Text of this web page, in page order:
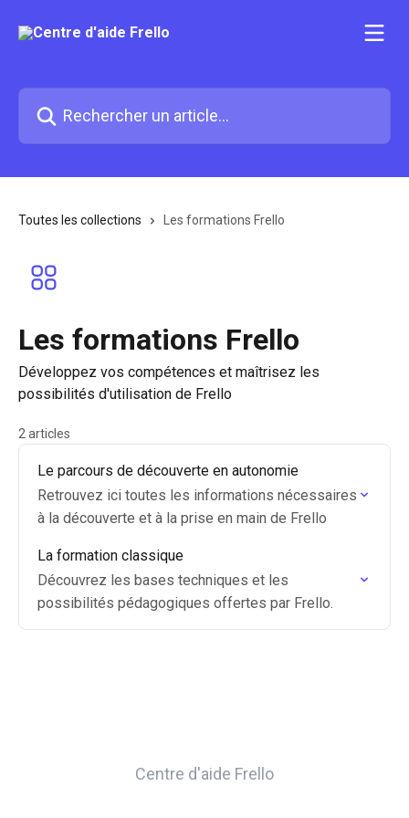
Toutes les collections Les formations Frello
Les formations Frello
Développez vos compétences et maîtrisez les
possibilités d'utilisation de Frello
2 articles
Le parcours de découverte en autonomie
Retrouvez ici toutes les informations nécessaires
à la découverte et à la prise en main de Frello
La formation classique
Découvrez les bases techniques et les
possibilités pédagogiques offertes par Frello.
Centre d'aide Frello